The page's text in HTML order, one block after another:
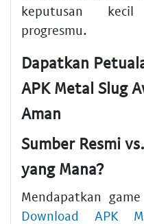
keputusan
progresmu.
Dapatkan
APK Metal Slug
Aman
Sumber Resmi
yang Mana?
Mendapatkan
Download APK